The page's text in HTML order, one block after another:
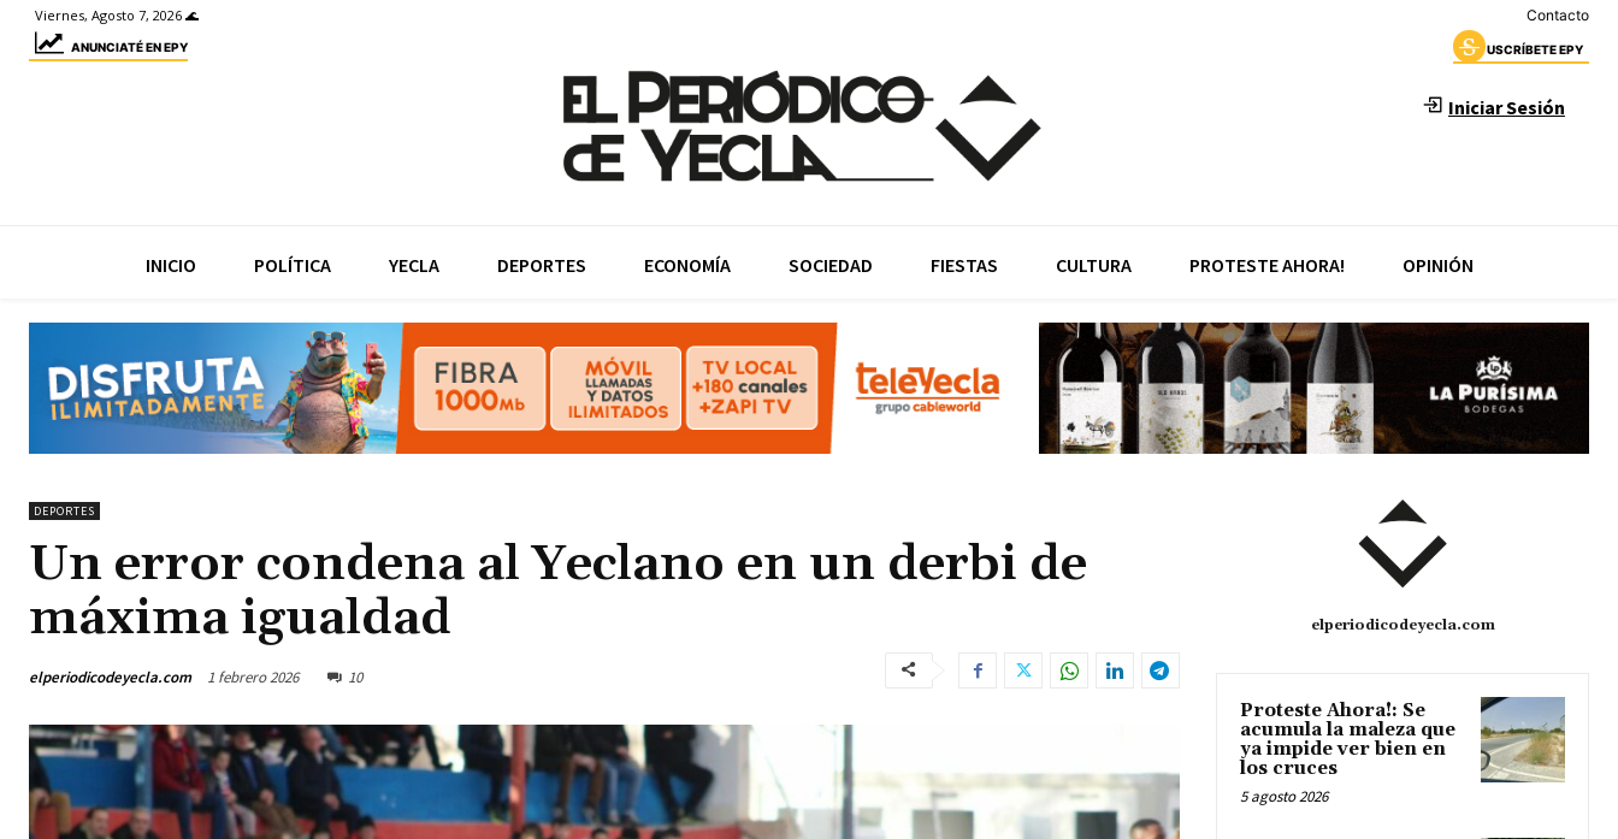
Viernes, Agosto 7, 2026 🌊 Contacto
ANUNCIATÉ EN EPY USCRÍBETE EPY
Iniciar Sesión
INICIO POLÍTICA YECLA DEPORTES ECONOMÍA SOCIEDAD FIESTAS CULTURA PROTESTE AHORA! OPINIÓN
DEPORTES
Un error condena al Yeclano en un derbi de
máxima igualdad
elperiodicodeyecla.com 1 febrero 2026 10
elperiodicodeyecla.com
Proteste Ahora!: Se
acumula la maleza que
ya impide ver bien en
los cruces
5 agosto 2026